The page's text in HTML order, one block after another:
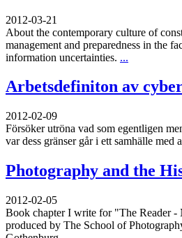
2012-03-21
About the contemporary culture of
management and preparedness in the
information uncertainties. ...
Arbetsdefiniton av
2012-02-09
Försöker utröna vad som egentligen
var dess gränser går i ett samhälle med
Photography and the
2012-02-05
Book chapter I write for "The Reader
produced by The School of